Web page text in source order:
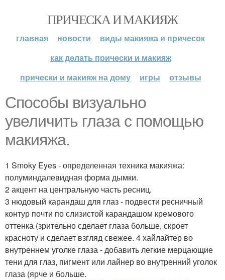
ПРИЧЕСКА И МАКИЯЖ
главная новости
виды макияжа и причесок
как делать прически и макияж
прически и макияж на дому
игры отзывы
Способы визуально
увеличить глаза с помощью
макияжа.
1 Smoky Eyes - определенная техника макияжа:
полуминдалевидная форма дымки.
2 акцент на центральную часть ресниц.
3 нюдовый карандаш для глаз - подвести ресничный
контур почти по слизистой карандашом кремового
оттенка (зрительно сделает глаза больше, скроет
красноту и сделает взгляд свежее. 4 хайлайтер во
внутреннем уголке глаза - добавить легкие мерцающие
тени для глаз, пигмент или лайнер во внутренний уголок
глаза (ярче и больше.